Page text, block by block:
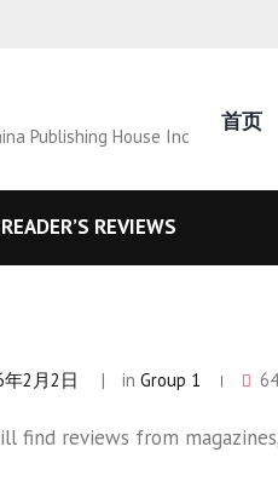
Publishing House Inc
首页
REVIEWS
年2月2日 inGroup 1
find reviews from